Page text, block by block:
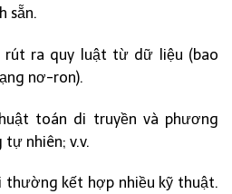
sẵn.
rút ra quy luật từ dữ liệu (bao
nơ-ron).
toán di truyền và phương
tự nhiên; v.v.
thường kết hợp nhiều kỹ thuật.